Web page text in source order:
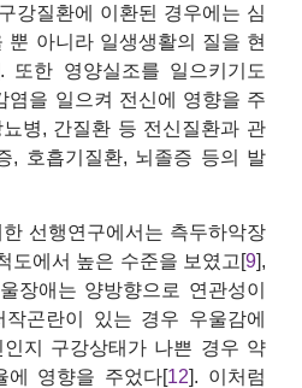
강질환에 이환된 경우에는 심
뿐 아니라 일생생활의 질을 현
또한 영양실조를 일으키기도
염을 일으켜 전신에 영향을 주
병, 간질환 등 전신질환과 관
, 호흡기질환, 뇌졸증 등의 발
선행연구에서는 측두하악장
도에서 높은 수준을 보였고[9],
장애는 양방향으로 연관성이
곤란이 있는 경우 우울감에
인지 구강상태가 나쁜 경우 약
에 영향을 주었다[12]. 이처럼